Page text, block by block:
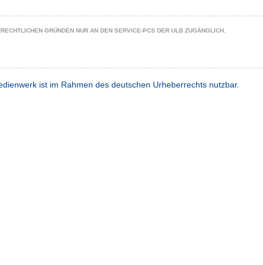
GRÜNDEN NUR AN DEN SERVICE-PCS DER ULB ZUGÄNGLICH.
ist im Rahmen des deutschen Urheberrechts nutzbar.